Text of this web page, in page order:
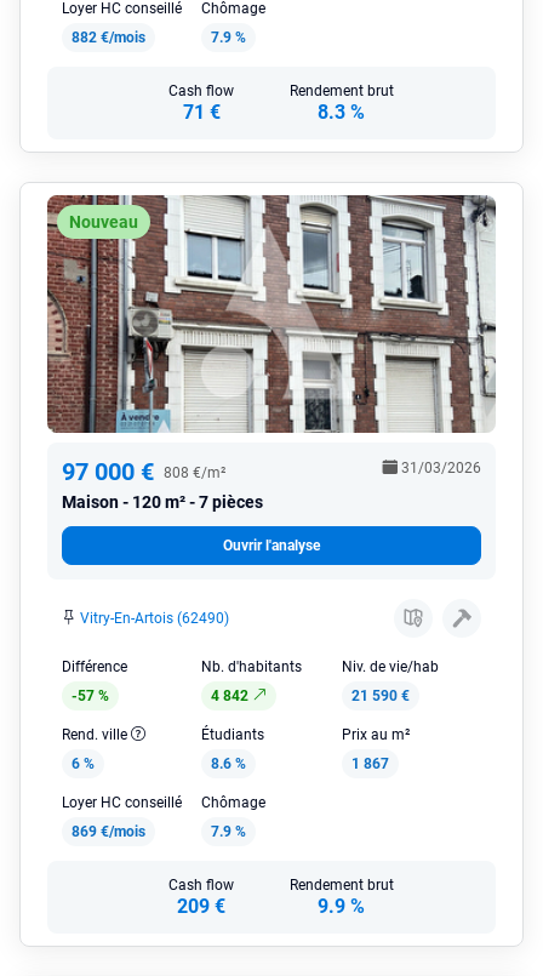
Loyer HC conseillé
882 €/mois
Chômage
7.9 %
Cash flow
71 €
Rendement brut
8.3 %
Nouveau
97 000 € 808 €/m²
Maison 120 m² - 7 pièces
31/03/2026
Ouvrir l'analyse
Vitry-En-Artois (62490)
Différence
-57 %
Nb. d'habitants
4 842
Niv. de vie/hab
21 590 €
Rend. ville
6 %
Étudiants
8.6 %
Prix au m²
1 867
Loyer HC conseillé
869 €/mois
Chômage
7.9 %
Cash flow
209 €
Rendement brut
9.9 %